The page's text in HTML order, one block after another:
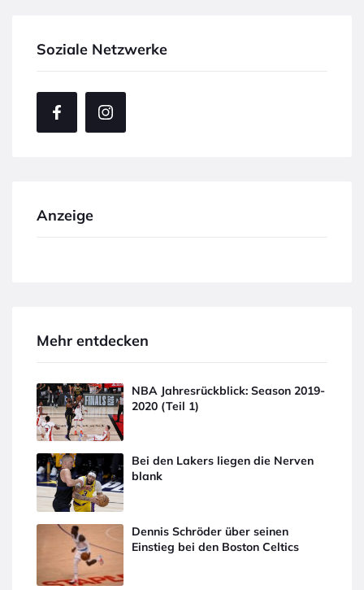
Soziale Netzwerke
Anzeige
Mehr entdecken
NBA Jahresrückblick: Season 2019-
2020 (Teil 1)
Bei den Lakers liegen die Nerven
blank
Dennis Schröder über seinen
Einstieg bei den Boston Celtics